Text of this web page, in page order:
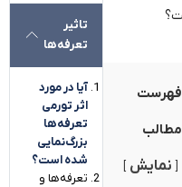
فهرست
مطالب
نمایش
تاثیر
تعرفه‌ها
آیا در مورد
اثر تورمی
تعرفه‌ها
بزرگ‌نمایی
شده است؟
تعرفه‌ها و